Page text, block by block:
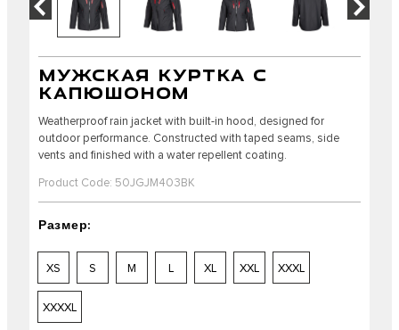
МУЖСКАЯ КУРТКА С
КАПЮШОНОМ
Weatherproof rain jacket with built-in hood, designed for
outdoor performance. Constructed with taped seams, side
vents and finished with a water repellent coating.
Product Code: 50JGJM403BK
Размер:
XS S M L XL XXL XXXL
XXXXL